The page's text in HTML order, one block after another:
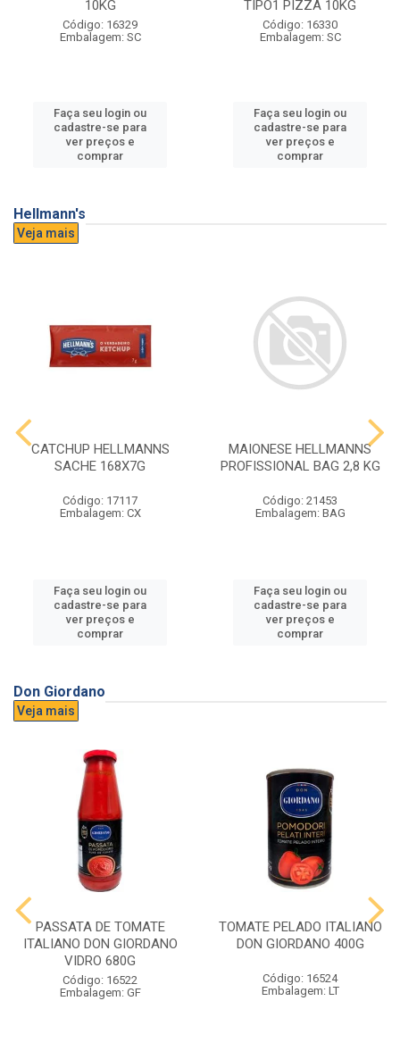
10KG
Código: 16329
Embalagem: SC
Faça seu login ou
cadastre-se para
ver preços e
comprar
TIPO1 PIZZA 10KG
Código: 16330
Embalagem: SC
Faça seu login ou
cadastre-se para
ver preços e
comprar
Hellmann's
Veja mais
CATCHUP HELLMANNS
SACHE 168X7G
Código: 17117
Embalagem: CX
Faça seu login ou
cadastre-se para
ver preços e
comprar
MAIONESE HELLMANNS
PROFISSIONAL BAG 2,8 KG
Código: 21453
Embalagem: BAG
Faça seu login ou
cadastre-se para
ver preços e
comprar
Don Giordano
Veja mais
PASSATA DE TOMATE
ITALIANO DON GIORDANO
VIDRO 680G
Código: 16522
Embalagem: GF
TOMATE PELADO ITALIANO
DON GIORDANO 400G
Código: 16524
Embalagem: LT